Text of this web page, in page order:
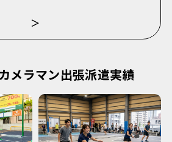
＞
メラマン出張派遣実績